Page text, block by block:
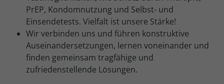
PrEP, Kondomnutzung und Selbst- und
Einsendetests. Vielfalt ist unsere Stärke!
Wir verbinden uns und führen konstruktive
Auseinandersetzungen, lernen voneinander und
finden gemeinsam tragfähige und
zufriedenstellende Lösungen.